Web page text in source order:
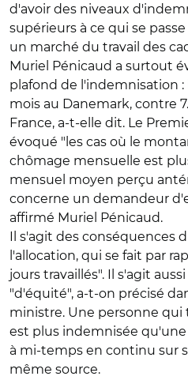
d'avoir des niveaux
supérieurs à ce qui se
un marché du travail des
Muriel Pénicaud a surtout
plafond de l'indemnisation :
mois au Danemark, contre
France, a-t-elle dit. Le
évoqué "les cas où le
chômage mensuelle est
mensuel moyen perçu
concerne un demandeur
affirmé Muriel Pénicaud.
Il s'agit des conséquences
l'allocation, qui se fait par
jours travaillés". Il s'agit
"d'équité", a-t-on précisé
ministre. Une personne qui
est plus indemnisée
à mi-temps en continu sur
même source.